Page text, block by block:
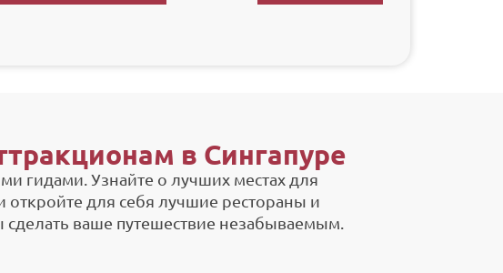
в Сингапуре
гидами. Узнайте о лучших местах для
откройте для себя лучшие рестораны и
ваше путешествие незабываемым.